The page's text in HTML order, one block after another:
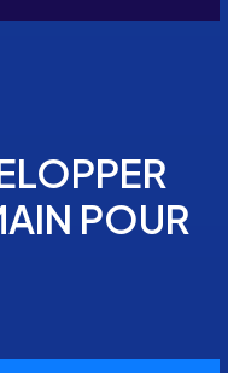
POUR